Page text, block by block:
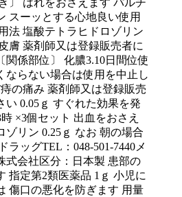
スーッとする心地良い使用
法 塩酸テトラヒドロゾリン
膚 薬剤師又は登録販売者に
関係部位〕 化膿3.10日間位使
ならない場合は使用を中止し
の痛み 薬剤師又は登録販売
い 0.05ｇ すぐれた効果を発
×3個セット 出血をおさえ
ゾリン 0.25ｇ なお 朝の場合
ラッグTEL：048-501-7440メ
式会社区分：日本製 患部の
指定第2類医薬品 1ｇ 小児に
傷口の悪化を防ぎます 用量